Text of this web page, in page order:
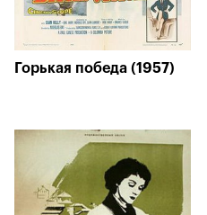
Горькая победа (1957)